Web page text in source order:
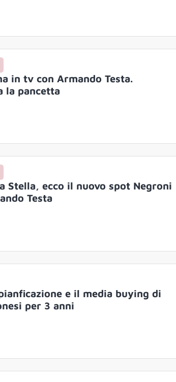
in tv con Armando Testa.
la pancetta
Stella, ecco il nuovo spot Negroni
Testa
e il media buying di
per 3 anni